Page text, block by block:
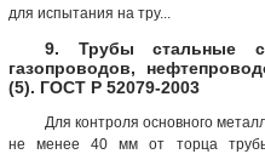
для испытания на тру...
9. Трубы стальные
газопроводов,
(5). ГОСТ Р 52079-2003
Для контроля основного
не менее 40 мм от торца